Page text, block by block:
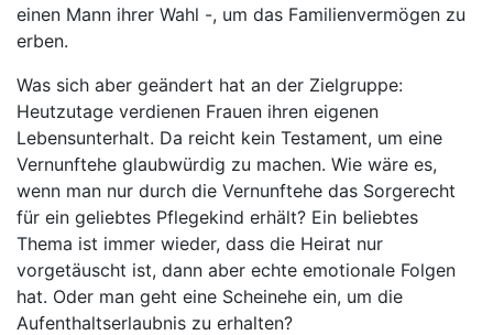
einen Mann ihrer Wahl -, um das Familienvermögen zu
erben.
Was sich aber geändert hat an der Zielgruppe:
Heutzutage verdienen Frauen ihren eigenen
Lebensunterhalt. Da reicht kein Testament, um eine
Vernunftehe glaubwürdig zu machen. Wie wäre es,
wenn man nur durch die Vernunftehe das Sorgerecht
für ein geliebtes Pflegekind erhält? Ein beliebtes
Thema ist immer wieder, dass die Heirat nur
vorgetäuscht ist, dann aber echte emotionale Folgen
hat. Oder man geht eine Scheinehe ein, um die
Aufenthaltserlaubnis zu erhalten?